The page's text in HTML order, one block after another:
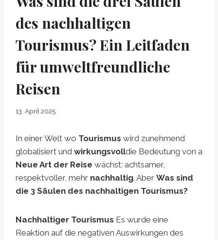
des nachhaltigen
Tourismus? Ein Leitfaden
für umweltfreundliche
Reisen
13. April 2025
In einer Welt wo Tourismus wird zunehmend
globalisiert und wirkungsvolldie Bedeutung von a
Neue Art der Reise wächst: achtsamer,
respektvoller, mehr nachhaltig. Aber Was sind
die 3 Säulen des nachhaltigen Tourismus?
Nachhaltiger Tourismus Es wurde eine
Reaktion auf die negativen Auswirkungen des